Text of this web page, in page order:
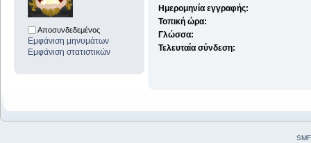
Αποσυνδεδεμένος
Εμφάνιση μηνυμάτων
Εμφάνιση στατιστικών
Ημερομηνία εγγραφής:
Τοπική ώρα:
Γλώσσα:
Τελευταία σύνδεση: